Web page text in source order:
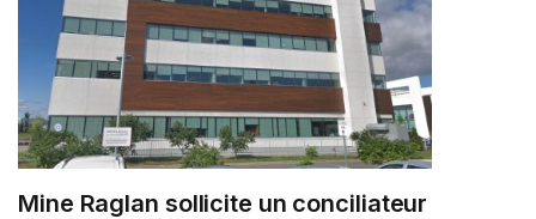
Mine Raglan sollicite un conciliateur